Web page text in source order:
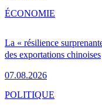
La « résilience
des exportations chinoises
07.08.2026
ÉCONOMIE
POLITIQUE